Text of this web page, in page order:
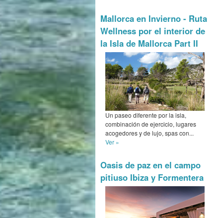
Mallorca en Invierno - Ruta
Wellness por el interior de
la Isla de Mallorca Part II
Un paseo diferente por la isla,
combinación de ejercicio, lugares
acogedores y de lujo, spas con...
Ver »
Oasis de paz en el campo
pitiuso Ibiza y Formentera